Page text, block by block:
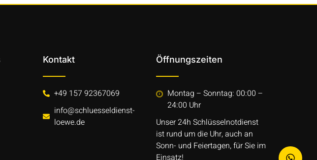
Kontakt
+49 157 92367069
info@schluesseldienst-
loewe.de
Öffnungszeiten
Montag – Sonntag: 00:00 –
24:00 Uhr
Unser 24h Schlüsselnotdienst
ist rund um die Uhr, auch an
Sonn- und Feiertagen, für Sie im
Einsatz!